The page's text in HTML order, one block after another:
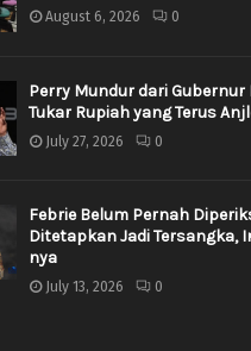
August 6, 2026 0
Perry Mundur dari Gubernur
Tukar Rupiah yang Terus
July 27, 2026 0
Febrie Belum Pernah
Ditetapkan Jadi Tersangka,
nya
July 13, 2026 0